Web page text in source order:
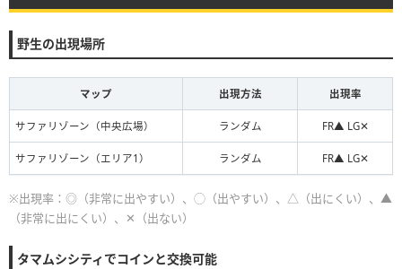
野生の出現場所
マップ 出現方法 出現率
サファリゾーン（中央広場） ランダム FR▲ LG✕
サファリゾーン（エリア1） ランダム FR▲ LG✕
※出現率：◎（非常に出やすい）、◯（出やすい）、△（出にくい）、▲
（非常に出にくい）、✕（出ない）
タマムシシティでコインと交換可能